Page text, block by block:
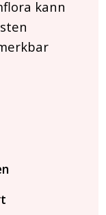
kann